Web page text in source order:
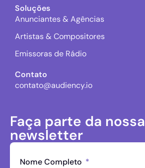
Soluções
Anunciantes & Agências
Artistas & Compositores
Emissoras de Rádio
Contato
contato@audiency.io
Faça parte da nossa
newsletter
Nome Completo